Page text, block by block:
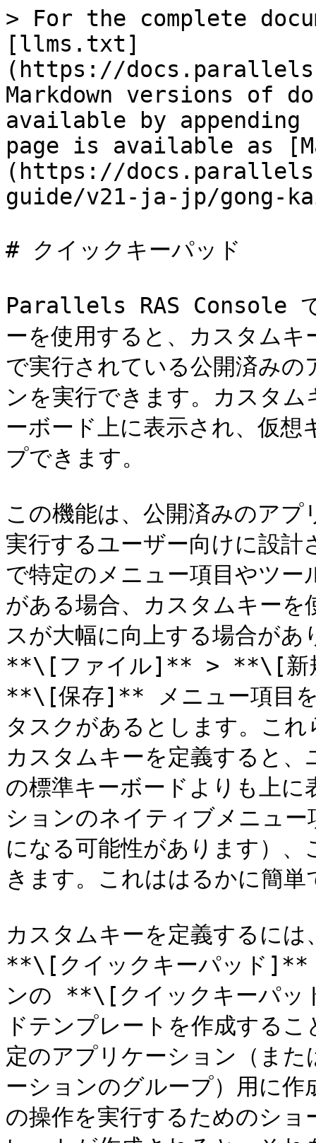
> For the complete
[llms.txt]
(https://
Markdown versions of
available by
page is available as
(https://
guide/v21-ja-jp/gong-
# クイックキーパッド
Parallels RAS Console で
ーを使用すると、カスタム
で実行されている公開済み
ンを実行できます。カスタ
ーボード上に表示され、仮
プできます。
この機能は、公開済みのア
実行するユーザー向けに設
で特定のメニュー項目やツー
がある場合、カスタムキー
スが大幅に向上する場合が
**\[ファイル]** > **\[新
**\[保存]** メニュー項目を
タスクがあるとします。こ
カスタムキーを定義すると
の標準キーボードよりも上
ションのネイティブメニュ
になる可能性があります）
きます。これははるかに簡単
カスタムキーを定義する
**\[クイックキーパッド]**
ンの **\[クイックキーパッ
ドテンプレートを作成する
定のアプリケーション（ま
ーションのグループ）用に
の操作を実行するためのシ